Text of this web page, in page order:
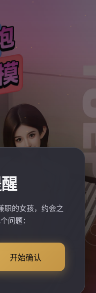
职的女孩，约会之
问题：
开始确认